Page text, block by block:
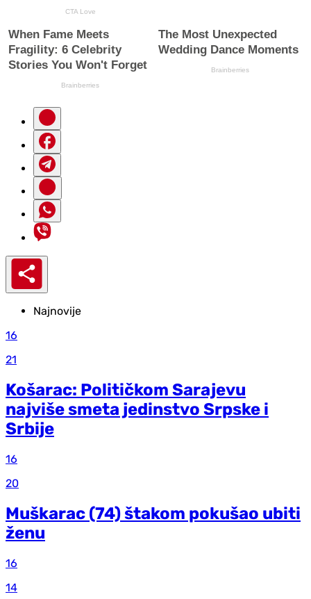
Najnovije
16
21
Košarac: Političkom Sarajevu
najviše smeta jedinstvo Srpske i
Srbije
16
20
Muškarac (74) štakom pokušao ubiti
ženu
16
14